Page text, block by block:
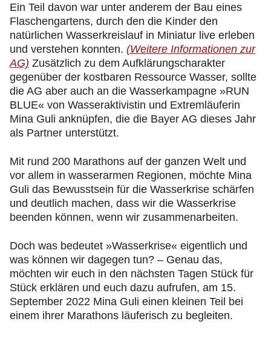
Ein Teil davon war unter anderem der Bau eines
Flaschengartens, durch den die Kinder den
natürlichen Wasserkreislauf in Miniatur live erleben
und verstehen konnten. (Weitere Informationen zur
AG) Zusätzlich zu dem Aufklärungscharakter
gegenüber der kostbaren Ressource Wasser, sollte
die AG aber auch an die Wasserkampagne »RUN
BLUE« von Wasseraktivistin und Extremläuferin
Mina Guli anknüpfen, die die Bayer AG dieses Jahr
als Partner unterstützt.
Mit rund 200 Marathons auf der ganzen Welt und
vor allem in wasserarmen Regionen, möchte Mina
Guli das Bewusstsein für die Wasserkrise schärfen
und deutlich machen, dass wir die Wasserkrise
beenden können, wenn wir zusammenarbeiten.
Doch was bedeutet »Wasserkrise« eigentlich und
was können wir dagegen tun? – Genau das,
möchten wir euch in den nächsten Tagen Stück für
Stück erklären und euch dazu aufrufen, am 15.
September 2022 Mina Guli einen kleinen Teil bei
einem ihrer Marathons läuferisch zu begleiten.